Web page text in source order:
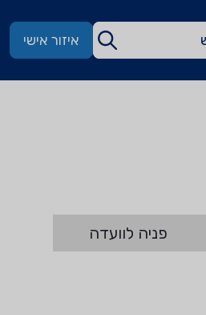
איזור אישי
פניה לוועדה